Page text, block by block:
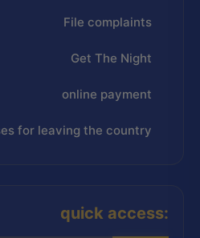
File complaints
Get The Night
online payment
for leaving the country
quick access: